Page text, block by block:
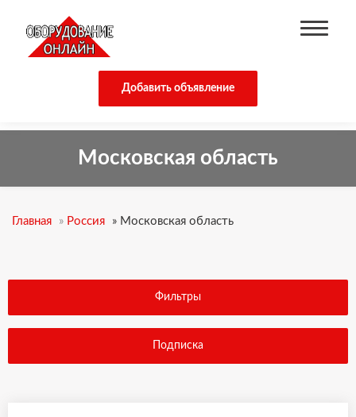
Добавить объявление
Московская область
Главная » Россия » Московская область
Фильтры
Подписка